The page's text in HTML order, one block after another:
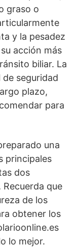
graso o
y la pesadez
acción más
biliar. La
seguridad
plazo,
para
una
principales
dos
que
de los
obtener los
lo mejor.